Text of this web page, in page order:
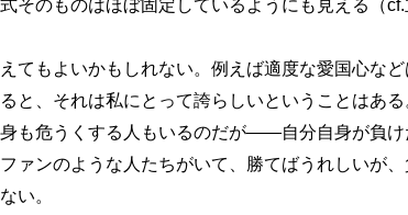
そのものはほぼ固定しているようにも見える（
てもよいかもしれない。例えば適度な愛国心な
と、それは私にとって誇らしいということはあ
も危うくする人もいるのだが――自分自身が負
ァンのような人たちがいて、勝てばうれしいが
い。